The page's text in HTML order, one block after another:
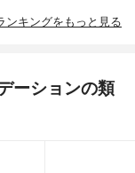
ンキングをもっと見る
ーションの類